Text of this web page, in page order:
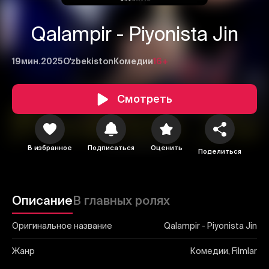
Qalampir - Piyonista Jin
19мин.2025O'zbekiston Комедии16+
Смотреть
В избранное Подписаться Оценить Поделиться
ОписаниеВ главных ролях
Оригинальное название Qalampir - Piyonista Jin
Жанр Комедии, Filmlar
1
Отправить
Отменить Авторизоваться